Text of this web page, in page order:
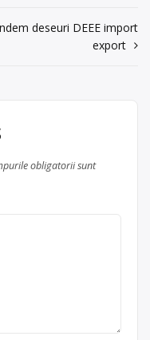
deseuri DEEE import
export
obligatorii sunt